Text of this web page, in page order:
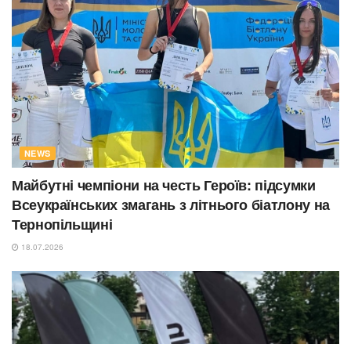
NEWS
Майбутні чемпіони на честь Героїв: підсумки
Всеукраїнських змагань з літнього біатлону на
Тернопільщині
18.07.2026